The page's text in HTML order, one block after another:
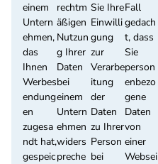
einem
Untern
ehmen,
das
Ihnen
Werbes
endung
en
zugesa
ndt hat,
gespeic
rechtm
äßigen
Nutzun
g Ihrer
Daten
bei
einem
Untern
ehmen
widers
preche
Sie Ihre
Einwilli
gung
zur
Verarbe
itung
der
Daten
zu Ihrer
Person
bei
Fall
gedach
t, dass
Sie
person
enbezo
gene
Daten
von
einer
Websei